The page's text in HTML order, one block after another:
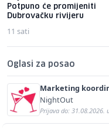
Potpuno će promijeniti
Dubrovačku rivijeru
11 sati
Oglasi za posao
Marketing
NightOut
Prijava do: 31.08.2026.